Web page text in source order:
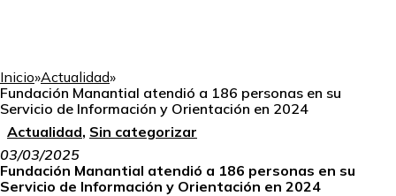
Inicio»Actualidad»
Fundación Manantial atendió a 186 personas en su
Servicio de Información y Orientación en 2024
Actualidad, Sin categorizar
03/03/2025
Fundación Manantial atendió a 186 personas en su
Servicio de Información y Orientación en 2024